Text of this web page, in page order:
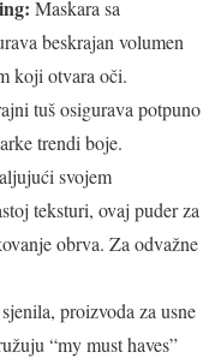
Maskara sa
beskrajan volumen
koji otvara oči.
tuš osigurava potpuno
trendi boje.
svojem
teksturi, ovaj puder za
obrva. Za odvažne
proizvoda za usne
“my must haves”